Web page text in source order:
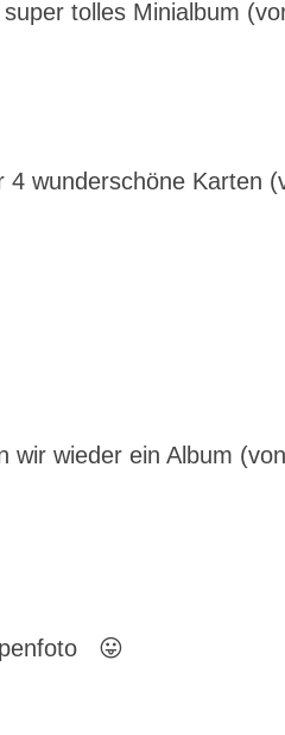
tolles Minialbum
4 wunderschöne Karten
wir wieder ein Album
😛